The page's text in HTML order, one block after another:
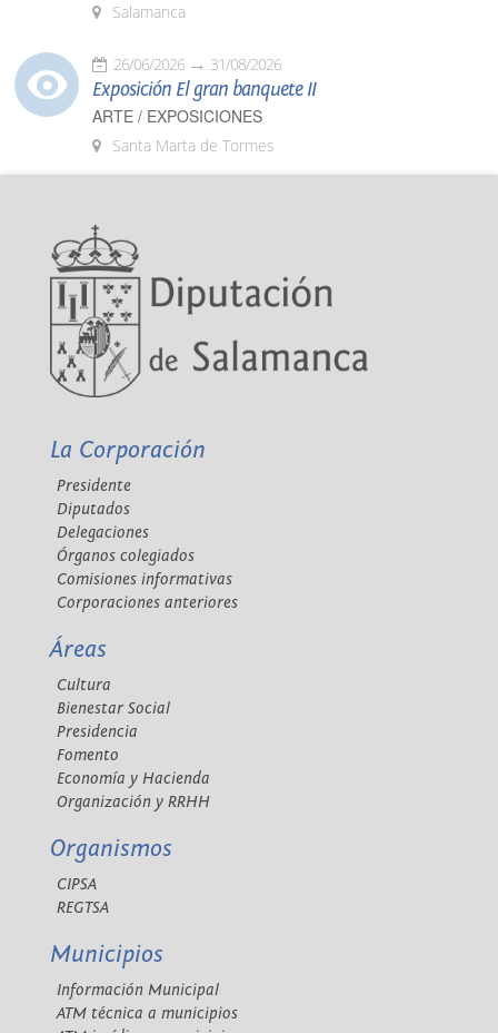
Salamanca
26/06/2026 31/08/2026
Exposición El gran banquete II
ARTE / EXPOSICIONES
Santa Marta de Tormes
La Corporación
Presidente
Diputados
Delegaciones
Órganos colegiados
Comisiones informativas
Corporaciones anteriores
Áreas
Cultura
Bienestar Social
Presidencia
Fomento
Economía y Hacienda
Organización y RRHH
Organismos
CIPSA
REGTSA
Municipios
Información Municipal
ATM técnica a municipios